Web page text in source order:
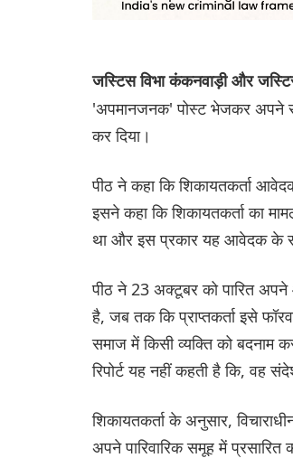
जस्टिस विभा कंकनवाड़ी और
'अपमानजनक' पोस्ट भेजकर अपने
कर दिया।
पीठ ने कहा कि शिकायतकर्ता
इसने कहा कि शिकायतकर्ता का
था और इस प्रकार यह आवेदक के
पीठ ने 23 अक्टूबर को पारित
है, जब तक कि प्राप्तकर्ता इसे
समाज में किसी व्यक्ति को बदनाम
रिपोर्ट यह नहीं कहती है कि, वह
शिकायतकर्ता के अनुसार,
अपने पारिवारिक समूह में